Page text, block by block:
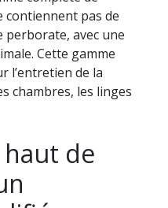
contiennent pas de
perborate, avec une
Cette gamme
l’entretien de la
chambres, les linges
de